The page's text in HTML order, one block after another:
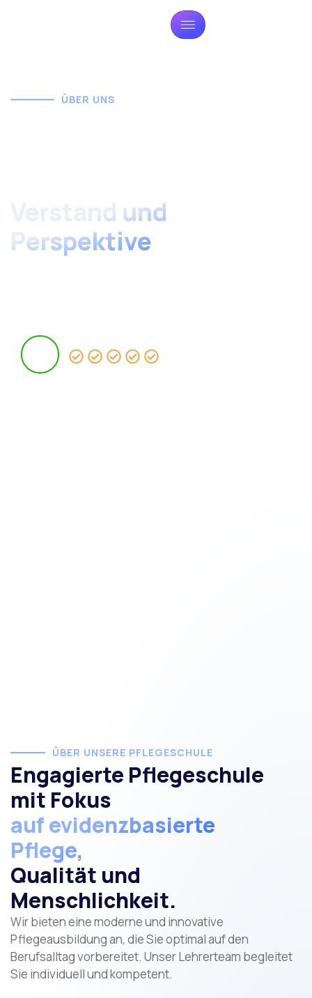
ÜBER UNS
Verstand und
Perspektive
ÜBER UNSERE PFLEGESCHULE
Engagierte Pflegeschule
mit Fokus
auf evidenzbasierte
Pflege,
Qualität und
Menschlichkeit.
Wir bieten eine moderne und innovative
Pflegeausbildung an, die Sie optimal auf den
Berufsalltag vorbereitet. Unser Lehrerteam begleitet
Sie individuell und kompetent.